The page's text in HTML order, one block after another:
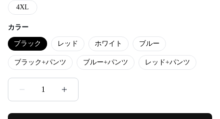
4XL
カラー
ブラック レッド ホワイト ブルー
ブラック+パンツ ブルー+パンツ レッド+パンツ
1